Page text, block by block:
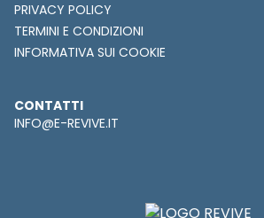
PRIVACY POLICY
TERMINI E CONDIZIONI
INFORMATIVA SUI COOKIE
CONTATTI
INFO@E-REVIVE.IT